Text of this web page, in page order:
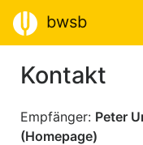
bwsb
Kontakt
Empfänger: Peter
(Homepage)